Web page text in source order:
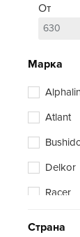
От
Марка
Atlant
Delkor
Racer
Страна